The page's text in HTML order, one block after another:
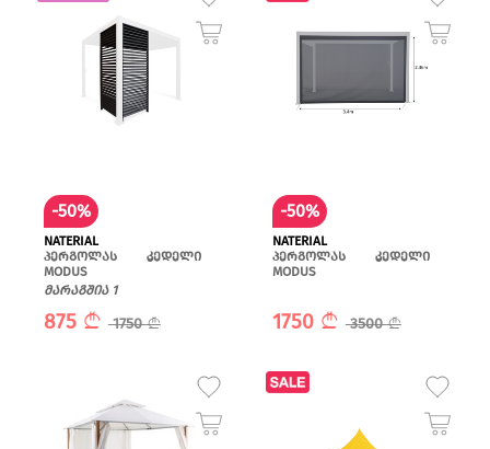
-50%
NATERIAL
პერგოლას კედელი
MODUS
მარაგშია 1
875 1750
-50%
NATERIAL
პერგოლას კედელი
MODUS
1750 3500